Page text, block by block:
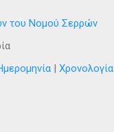
του Νομού Σερρών
| Χρονολογία